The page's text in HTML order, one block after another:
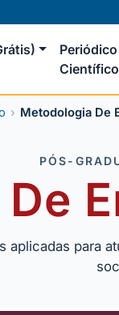
Periódico
Científico
Metodologia De
PÓS-
para